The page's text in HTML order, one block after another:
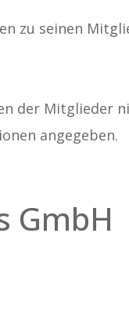
zu seinen
der Mitglieder
angegeben.
GmbH